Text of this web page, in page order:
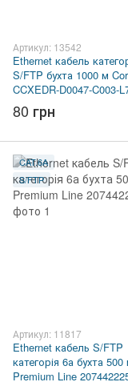
Артикул: 13542
Ethernet кабель
S/FTP бухта 1000 м
CCXEDR-D0047-C003-
80 грн
CAT.6A
S/FTP
Артикул: 11817
Ethernet кабель S/FTP
категорія 6а бухта 500
Premium Line